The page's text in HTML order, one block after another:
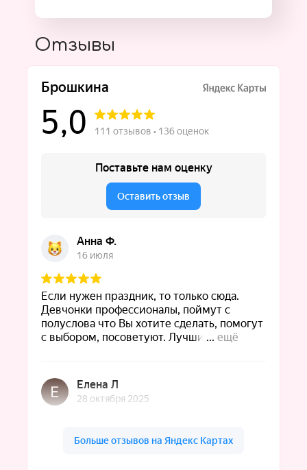
Отзывы